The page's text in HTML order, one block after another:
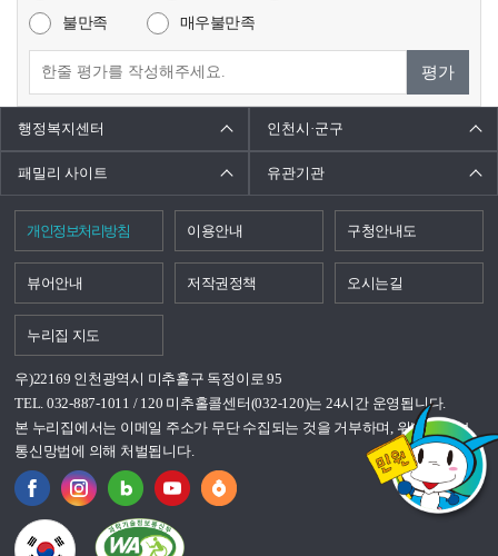
불만족 매우불만족
평가
행정복지센터 인천시·군구
패밀리 사이트 유관기관
개인정보처리방침 이용안내 구청안내도
뷰어안내 저작권정책 오시는길
누리집 지도
우)22169 인천광역시 미추홀구 독정이로 95
TEL. 032-887-1011 / 120 미추홀콜센터(032-120)는 24시간 운영됩니다.
본 누리집에서는 이메일 주소가 무단 수집되는 것을 거부하며, 위반시 정보
통신망법에 의해 처벌됩니다.
국가상징이란?